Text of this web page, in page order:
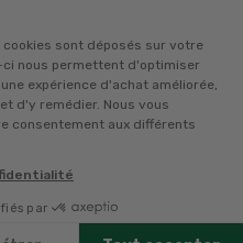
sont déposés sur votre
ci nous permettent d'optimiser
expérience d'achat améliorée,
d'y remédier. Nous vous
consentement aux différents
par
nous
2026
légales